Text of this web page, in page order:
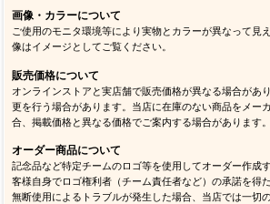
画像・カラーについて
ご使用のモニタ環境等により実物とカラーが異なって見
像はイメージとしてご覧ください。
販売価格について
オンラインストアと実店舗で販売価格が異なる場合があ
更を行う場合があります。当店に在庫のない商品をメー
合、掲載価格と異なる価格でご案内する場合があります。
オーダー商品について
記念品など特定チームのロゴ等を使用してオーダー作成
客様自身でロゴ権利者（チーム責任者など）の承諾を得
無断使用によるトラブルが発生した場合、当店では一切